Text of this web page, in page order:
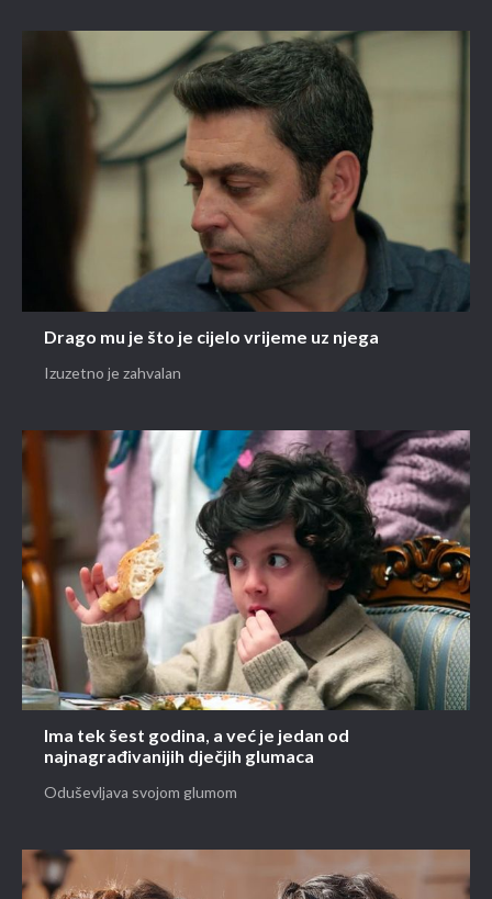
Drago mu je što je cijelo vrijeme uz njega
Izuzetno je zahvalan
Ima tek šest godina, a već je jedan od
najnagrađivanijih dječjih glumaca
Oduševljava svojom glumom